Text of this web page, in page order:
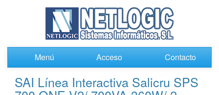
Menú Acceso Contacto
SAI Línea Interactiva Salicru SPS